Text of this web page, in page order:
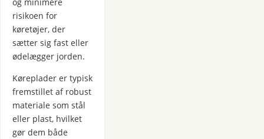
risikoen for
køretøjer, der
sætter sig fast eller
ødelægger jorden.
Køreplader er typisk
fremstillet af robust
materiale som stål
eller plast, hvilket
gør dem både